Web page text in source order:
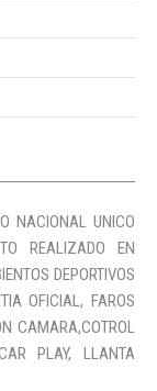
NACIONAL UNICO
REALIZADO EN
DEPORTIVOS
OFICIAL, FAROS
CAMARA,COTROL
PLAY, LLANTA